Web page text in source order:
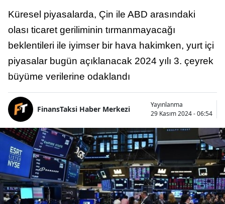
Küresel piyasalarda, Çin ile ABD arasındaki
olası ticaret geriliminin tırmanmayacağı
beklentileri ile iyimser bir hava hakimken, yurt içi
piyasalar bugün açıklanacak 2024 yılı 3. çeyrek
büyüme verilerine odaklandı
FinansTaksi Haber Merkezi
Yayınlanma
29 Kasım 2024 - 06:54